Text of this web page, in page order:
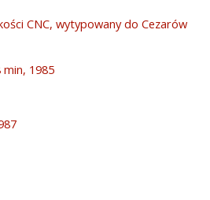
CNC, wytypowany do Cezarów
1985